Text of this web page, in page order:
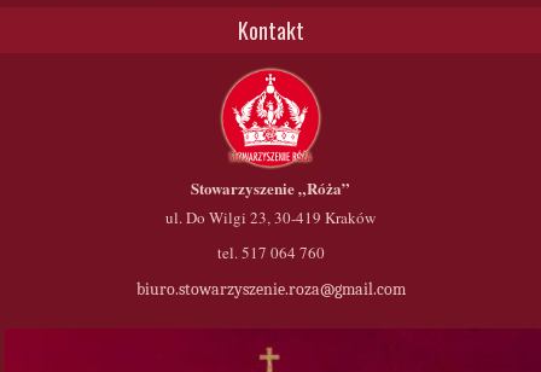
Kontakt
Stowarzyszenie„Róża”
ul. Do Wilgi 23, 30-419 Kraków
tel. 517 064 760
biuro.stowarzyszenie.roza@gmail.com